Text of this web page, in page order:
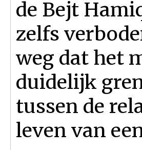
de Bejt
zelfs
weg dat het
duidelijk
tussen de
leven van